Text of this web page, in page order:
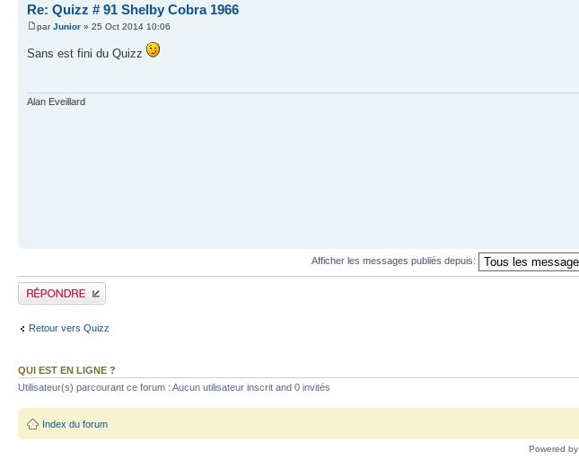
Re: Quizz # 91 Shelby Cobra 1966
parJunior » 25 Oct 2014 10:06
Sans est fini du Quizz
Alan Eveillard
Afficher les messages publiés depuis:
Publier une réponse
Retour vers Quizz
QUI EST EN LIGNE ?
Utilisateur(s) parcourant ce forum : Aucun utilisateur inscrit and 0 invités
Index du forum
Powered by